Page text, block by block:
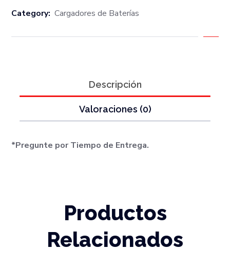
Category: Cargadores de Baterías
Descripción
Valoraciones (0)
*Pregunte por Tiempo de Entrega.
Productos
Relacionados